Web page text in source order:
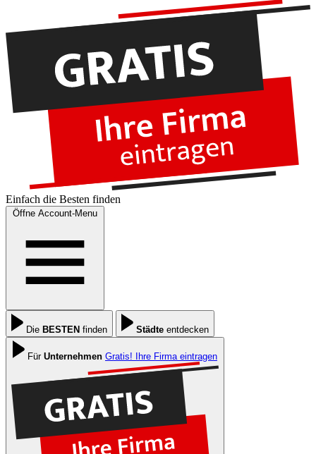
Einfach die Besten finden
Öffne Account-Menu
Die BESTEN finden Städte entdecken
Für Unternehmen Gratis! Ihre Firma eintragen